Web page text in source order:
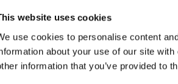
website uses cookies
use cookies to personalise content
about your use of our site
information that you’ve provided to